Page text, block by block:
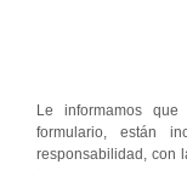
Le informamos
formulario, están
responsabilidad, con